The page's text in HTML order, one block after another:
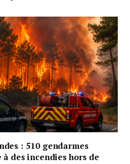
: 510 gendarmes
des incendies hors de